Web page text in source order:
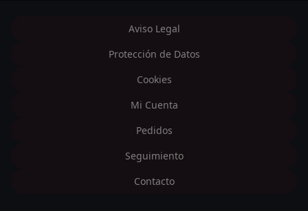
Aviso Legal
Protección de Datos
Cookies
Mi Cuenta
Pedidos
Seguimiento
Contacto